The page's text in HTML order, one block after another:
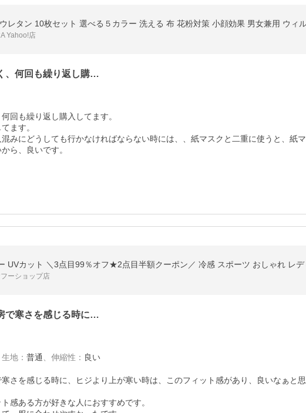
Yahoo!店
、何回も繰り返し購…
回も繰り返し購入してます。
ます。
みにどうしても行かなければならない時には、、紙マスクと二重に使うと、紙マ
ら、良いです。
ーショップ店
で寒さを感じる時に…
生地 ： 普通 伸縮性 ： 良い
さを感じる時に、ヒジより上が寒い時は、このフィット感があり、良いなぁと思
感ある方が好きな人におすすめです。